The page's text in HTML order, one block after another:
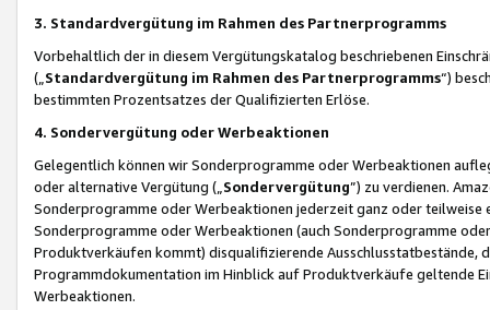
3. Standardvergütung im Rahmen des Partnerprogramms
Vorbehaltlich der in diesem Vergütungskatalog beschriebenen
(„ Standardvergütung im Rahmen des Partnerprogramms“)
bestimmten Prozentsatzes der Qualifizierten Erlöse.
4. Sondervergütung oder Werbeaktionen
Gelegentlich können wir Sonderprogramme oder Werbeaktionen
oder alternative Vergütung („ Sondervergütung”) zu verdienen.
Sonderprogramme oder Werbeaktionen jederzeit ganz oder
Sonderprogramme oder Werbeaktionen (auch Sonderprogramme
Produktverkäufen kommt) disqualifizierende Ausschlusstatbestände,
Programmdokumentation im Hinblick auf Produktverkäufe geltende
Werbeaktionen.